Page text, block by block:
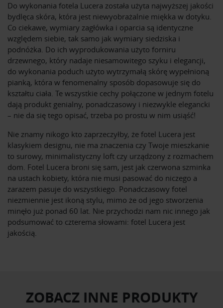
Do wykonania fotela Lucera została użyta najwyższej jakości
bydlęca skóra, która jest niewyobrażalnie miękka w dotyku.
Co ciekawe, wymiary zagłówka i oparcia są identyczne
względem siebie, tak samo jak wymiary siedziska i
podnóżka. Do ich wyprodukowania użyto forniru
drzewnego, który nadaje niesamowitego szyku i elegancji,
do wykonania poduch użyto wytrzymałą skórę wypełnioną
pianką, która w fenomenalny sposób dopasowuje się do
kształtu ciała. Te wszystkie cechy połączone w jednym fotelu
dają produkt genialny, ponadczasowy i niezwykle elegancki
– nie da się tego opisać, trzeba po prostu w nim usiąść!
Nie znamy nikogo kto zaprzeczyłby, że fotel Lucera jest
klasykiem designu, nie ma znaczenia czy Twoje mieszkanie
to surowy, minimalistyczny loft czy urządzony z rozmachem
dom. Fotel Lucera broni się sam, jest jak czerwona szminka
na ustach kobiety, która nie musi pasować do niczego a
zarazem pasuje do wszystkiego. Ponadczasowy fotel
niezmiennie jest ikoną stylu, mimo że od jego stworzenia
minęło już ponad 60 lat. Nie przychodzi nam nic innego jak
podsumować to czterema słowami: fotel Lucera jest
jakością.
ZOBACZ INNE PRODUKTY